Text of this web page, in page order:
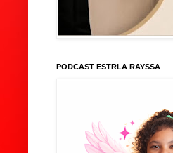
PODCAST ESTRLA RAYSSA